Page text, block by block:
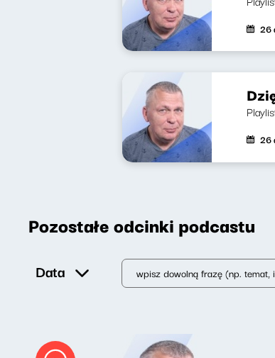
26
26
Pozostałe odcinki podcastu
Data